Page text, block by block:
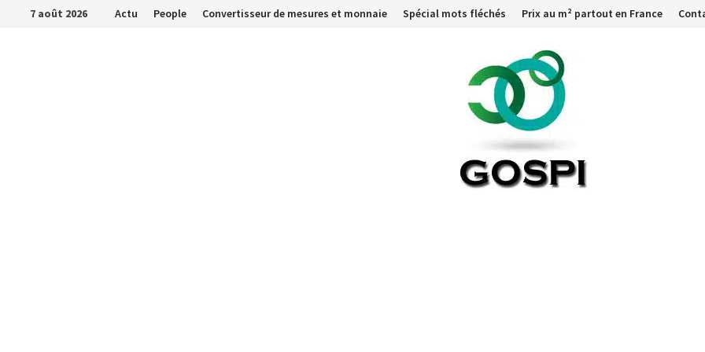
Passer7 août 2026 Actu People Convertisseur de mesures et monnaie Spécial mots fléchés Prix au m² partout en France